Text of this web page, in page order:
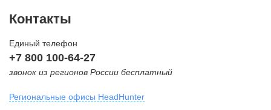
Контакты
Единый телефон
+7 800 100-64-27
звонок из регионов России бесплатный
Региональные офисы HeadHunter